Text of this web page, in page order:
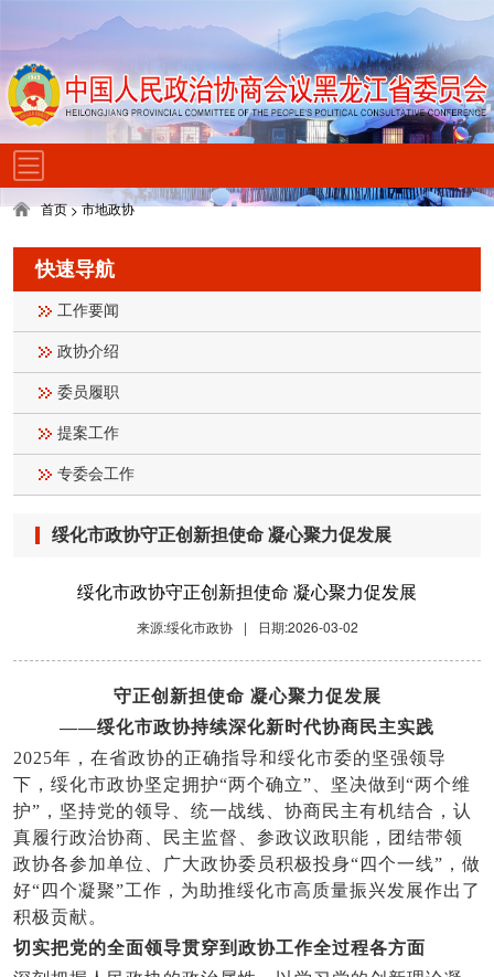
首页>市地政协
快速导航
工作要闻
政协介绍
委员履职
提案工作
专委会工作
绥化市政协守正创新担使命 凝心聚力促发展
绥化市政协守正创新担使命 凝心聚力促发展
来源:绥化市政协
| 日期:2026-03-02
守正创新担使命 凝心聚力促发展
——绥化市政协持续深化新时代协商民主实践
2025年，在省政协的正确指导和绥化市委的坚强领导
下，绥化市政协坚定拥护“两个确立”、坚决做到“两个维
护”，坚持党的领导、统一战线、协商民主有机结合，认
真履行政治协商、民主监督、参政议政职能，团结带领
政协各参加单位、广大政协委员积极投身“四个一线”，做
好“四个凝聚”工作，为助推绥化市高质量振兴发展作出了
积极贡献。
切实把党的全面领导贯穿到政协工作全过程各方面